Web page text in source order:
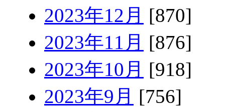
2023年12月 [870]
2023年11月 [876]
2023年10月 [918]
2023年9月 [756]